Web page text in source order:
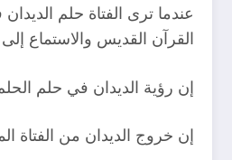
عندما ترى الفتاة حلم
القرآن القديس والاستماع
إن رؤية الديدان في حلم
إن خروج الديدان من الفتاة